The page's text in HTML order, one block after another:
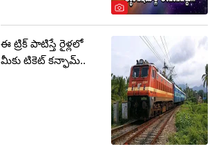
ఈ ట్రిక్ పాటిస్తే రైళ్లలో
మీకు టికెట్ కన్ఫామ్..